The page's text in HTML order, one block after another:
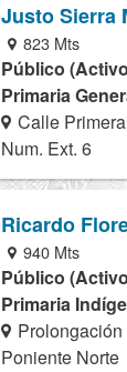
Justo Sierra
823 Mts
Público
Primaria
Calle
Num. Ext. 6
Ricardo
940 Mts
Público
Primaria
Poniente Norte